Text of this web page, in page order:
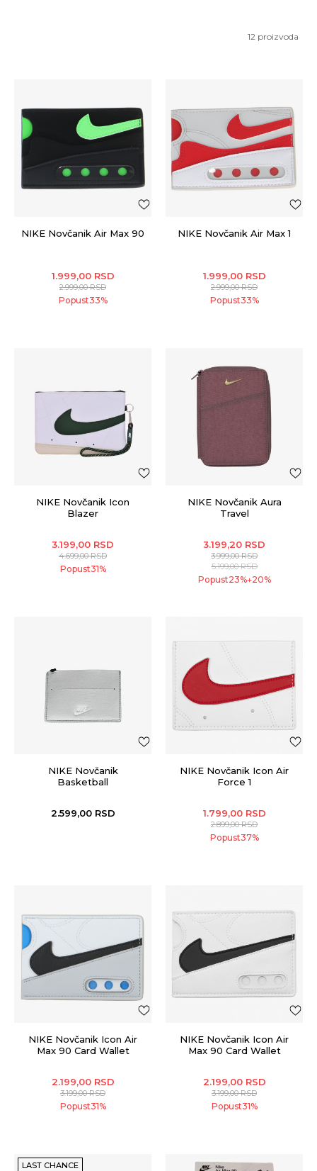
12 proizvoda
NIKE Novčanik Air Max 90
1.999,00 RSD
2.999,00RSD
Popust33%
NIKE Novčanik Air Max 1
1.999,00 RSD
2.999,00RSD
Popust33%
NIKE Novčanik Icon
Blazer
3.199,00 RSD
4.699,00RSD
Popust31%
NIKE Novčanik Aura
Travel
3.199,20 RSD
3.999,00RSD
5.199,00RSD
Popust23%+20%
NIKE Novčanik
Basketball
2.599,00 RSD
NIKE Novčanik Icon Air
Force 1
1.799,00 RSD
2.899,00RSD
Popust37%
NIKE Novčanik Icon Air
Max 90 Card Wallet
2.199,00 RSD
3.199,00RSD
Popust31%
NIKE Novčanik Icon Air
Max 90 Card Wallet
2.199,00 RSD
3.199,00RSD
Popust31%
LAST CHANCE